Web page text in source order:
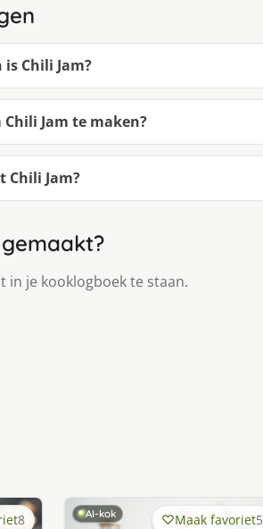
Chili Jam?
Jam te maken?
Chili Jam?
je kooklogboek te staan.
8 AI-kok Maak favoriet5